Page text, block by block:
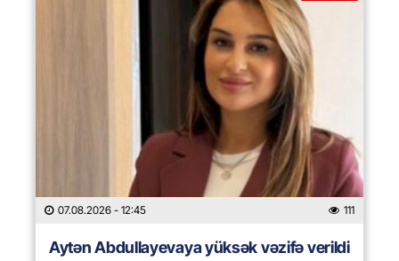
07.08.2026 - 12:45 111
Aytən Abdullayevaya yüksək vəzifə verildi